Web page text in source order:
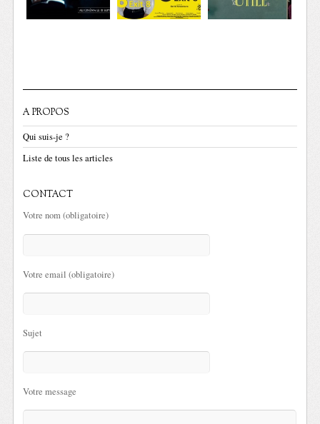
A PROPOS
Qui suis-je ?
Liste de tous les articles
CONTACT
Votre nom (obligatoire)
Votre email (obligatoire)
Sujet
Votre message